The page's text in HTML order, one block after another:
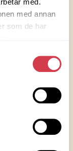
med annan
som de har
positiva